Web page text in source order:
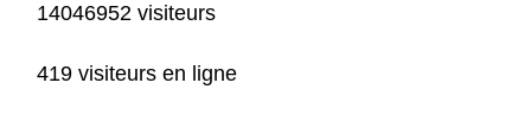
14046952 visiteurs
419 visiteurs en ligne